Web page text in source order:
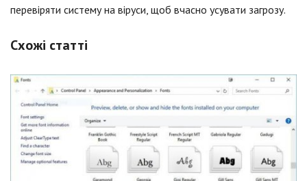
перевіряти систему на віруси, щоб вчасно усувати загрозу.
Схожі статті